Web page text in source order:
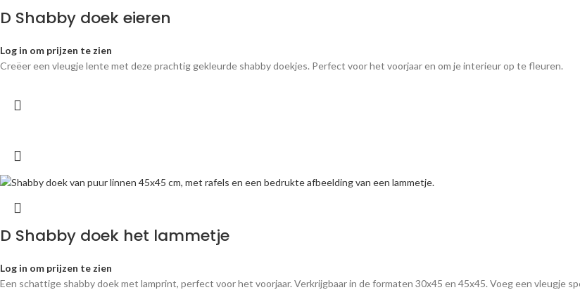
D Shabby doek eieren
Log in om prijzen te zien
Creëer een vleugje lente met deze prachtig gekleurde shabby doekjes. Perfect voor het voorjaar en om je interieur op te fleuren.
D Shabby doek het lammetje
Log in om prijzen te zien
Een schattige shabby doek met lamprint, perfect voor het voorjaar. Verkrijgbaar in de formaten 30x45 en 45x45. Voeg een vleugje